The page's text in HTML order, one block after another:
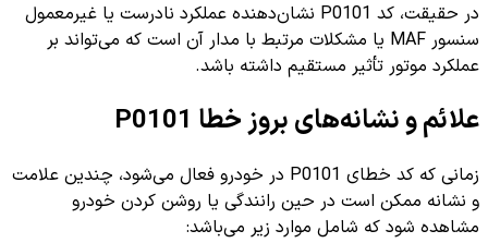
در حقیقت، کد P0101 نشان‌دهنده عملکرد نادرست یا غیرمعمول
سنسور MAF یا مشکلات مرتبط با مدار آن است که می‌تواند بر
عملکرد موتور تأثیر مستقیم داشته باشد.
علائم و نشانه‌های بروز خطا P0101
زمانی که کد خطای P0101 در خودرو فعال می‌شود، چندین علامت
و نشانه ممکن است در حین رانندگی یا روشن کردن خودرو
مشاهده شود که شامل موارد زیر می‌باشد: